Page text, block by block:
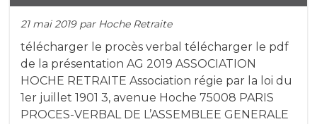
21 mai 2019 par Hoche Retraite
télécharger le procès verbal télécharger le pdf
de la présentation AG 2019 ASSOCIATION
HOCHE RETRAITE Association régie par la loi du
1er juillet 1901 3, avenue Hoche 75008 PARIS
PROCES-VERBAL DE L’ASSEMBLEE GENERALE